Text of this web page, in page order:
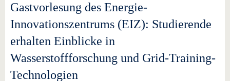
Gastvorlesung des Energie-
Innovationszentrums (EIZ): Studierende
erhalten Einblicke in
Wasserstoffforschung und Grid-Training-
Technologien